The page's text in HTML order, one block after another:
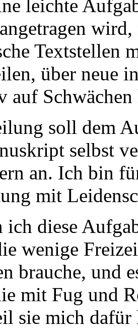
leichte
Textstellen
über neue
auf
soll dem
selbst
an. Ich bin
mit
ich diese
wenige
brauche, und
mit Fug und
sie mich dafür